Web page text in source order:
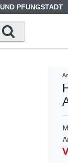
PFUNGSTADT